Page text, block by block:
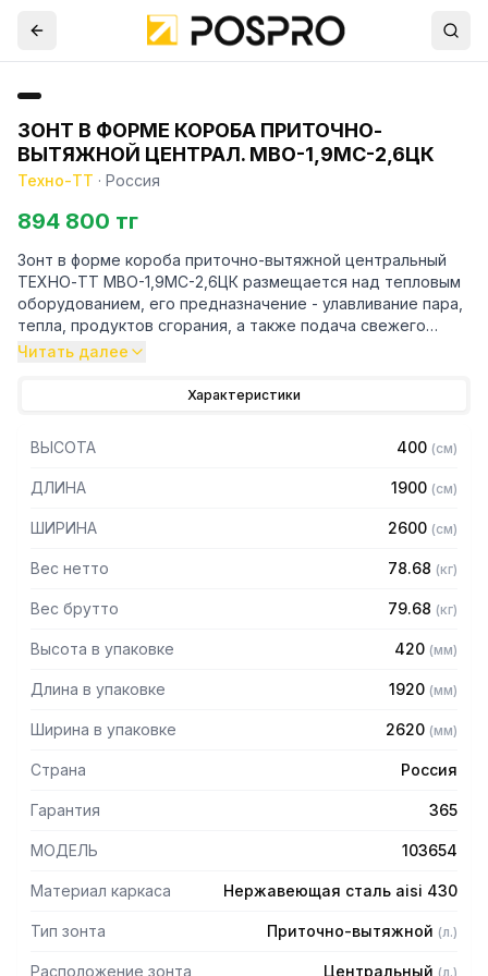
ЗОНТ В ФОРМЕ КОРОБА ПРИТОЧНО-
ВЫТЯЖНОЙ ЦЕНТРАЛ. МВО-1,9МС-2,6ЦК
Техно-ТТ · Россия
894 800 тг
Зонт в форме короба приточно-вытяжной центральный
ТЕХНО-ТТ МВО-1,9МС-2,6ЦК размещается над тепловым
оборудованием, его предназначение - улавливание пара,
тепла, продуктов сгорания, а также подача свежего
воздуха, что благоприятно сказывается на микроклимате
предметах мебели и кухонной утвари. Поэтому это
оборудование формирует микроклимат в помещении и
защищает сотрудников горячего цеха.
— Бескаркасный
0,8мм
— Поставляется в собранном виде
Читать далее
Характеристики
ВЫСОТА 400 (см)
ДЛИНА 1900 (см)
ШИРИНА 2600 (см)
Вес нетто 78.68 (кг)
Вес брутто 79.68 (кг)
Высота в упаковке 420 (мм)
Длина в упаковке 1920 (мм)
Ширина в упаковке 2620 (мм)
Страна Россия
Гарантия 365
МОДЕЛЬ 103654
Материал каркаса Нержавеющая сталь aisi 430
Тип зонта Приточно-вытяжной (л.)
Расположение зонта Центральный (л.)